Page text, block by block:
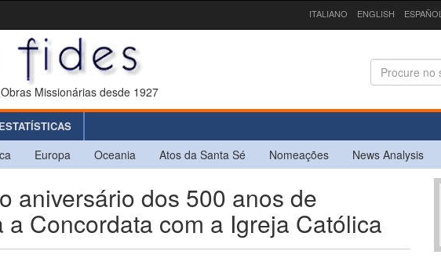
ITALIANO ENGLISH ESPAÑOL
Missionárias desde 1927
ESTATÍSTICAS
Europa Oceania Atos da Santa Sé Nomeações News Analysis
aniversário dos 500 anos de
Concordata com a Igreja Católica